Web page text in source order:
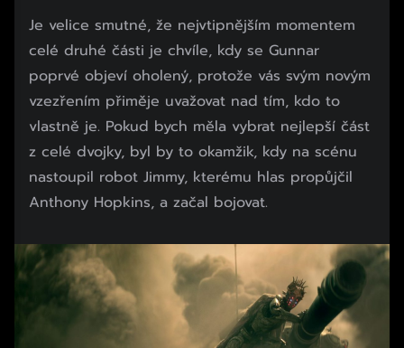
Je velice smutné, že nejvtipnějším momentem
celé druhé části je chvíle, kdy se Gunnar
poprvé objeví oholený, protože vás svým novým
vzezřením přiměje uvažovat nad tím, kdo to
vlastně je. Pokud bych měla vybrat nejlepší část
z celé dvojky, byl by to okamžik, kdy na scénu
nastoupil robot Jimmy, kterému hlas propůjčil
Anthony Hopkins, a začal bojovat.